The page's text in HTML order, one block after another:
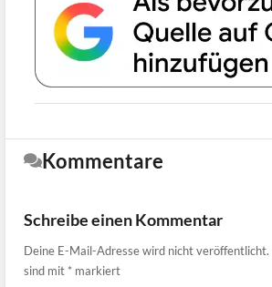
Kommentare
Schreibe einen Kommentar
Deine E-Mail-Adresse wird nicht veröffentlicht.
sind mit * markiert